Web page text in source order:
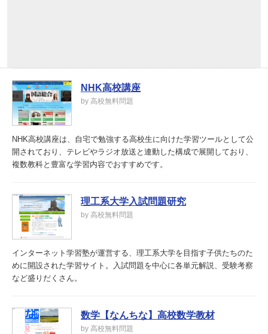
NHK高校講座
by 高校無料問題
NHK高校講座は、自宅で勉強する高校生に向けた学習ツールとして公
開されており、テレビやラジオ放送と連動した構成で展開しており、
複数教科と豊富な学習内容でおすすめです。
理工系大学入試問題研究
by 高校無料問題
インターネット学習塾が運営する、理工系大学を目指す子供たちのた
めに開設された学習サイト。入試問題を中心に各単元解説、受験考察
など盛りだくさん。
数学【なんちな】高校数学教材
by 高校無料問題